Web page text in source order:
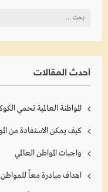
البحث
أحدث المقالات
المواطنة العالمية تحمي
كيف يمكن الاستفادة من
واجبات المواطن العالمي
اهداف مبادرة معاً للمواطن